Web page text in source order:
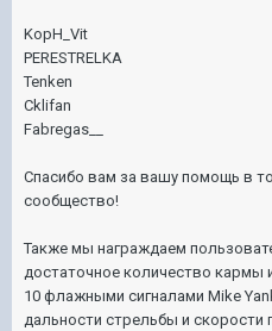
KopH_Vit
PERESTRELKA
Tenken
Cklifan
Fabregas__
Спасибо вам за вашу помощь в
сообщество!
Также мы награждаем
достаточное количество кармы
10 флажными сигналами Mike
дальности стрельбы и скорости